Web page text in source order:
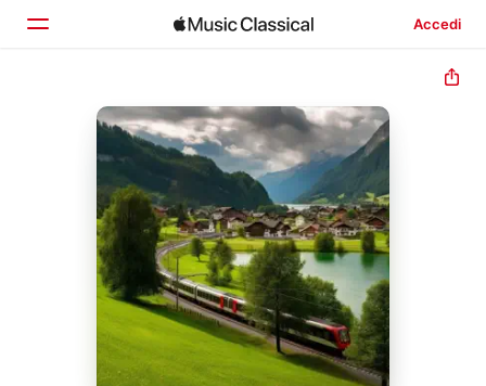
Accedi
Home
Scopri
Cerca